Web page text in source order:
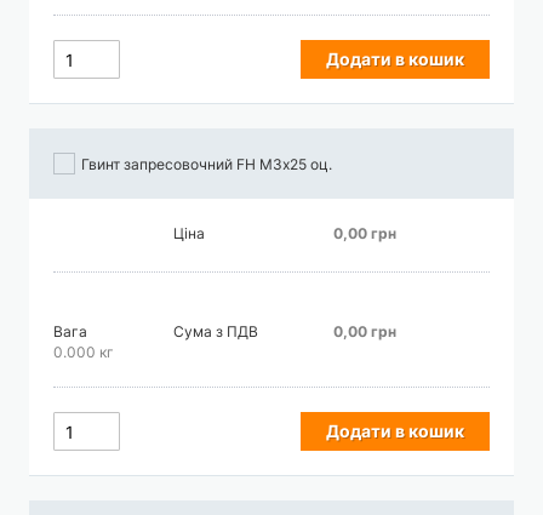
Додати в кошик
Гвинт запресовочний FH М3х25 оц.
Ціна 0,00 грн
Вага
0.000 кг
Сума з ПДВ 0,00 грн
Додати в кошик